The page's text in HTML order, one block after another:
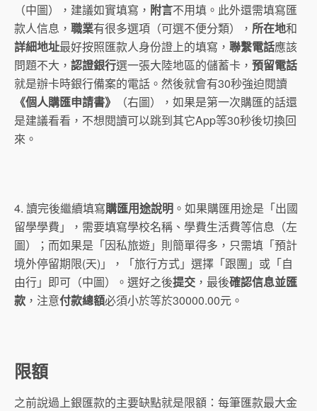
（中圖），建議如實填寫， 附言不用填。此外還需填寫匯
款人信息， 職業有很多選項（可選不便分類）， 所在地和
詳細地址最好按照匯款人身份證上的填寫， 聯繫電話應該
問題不大， 認證銀行選一張大陸地區的儲蓄卡， 預留電話
就是辦卡時銀行備案的電話。然後就會有30秒強迫閱讀
《個人購匯申請書》
（右圖），如果是第一次購匯的話還
是建議看看，不想閱讀可以跳到其它App等30秒後切換回
來。
4. 讀完後繼續填寫購匯用途說明 。如果購匯用途是「出國
留學學費」，需要填寫學校名稱、學費生活費等信息（左
圖）；而如果是「因私旅遊」則簡單得多，只需填「預計
境外停留期限(天)」，「旅行方式」選擇「跟團」或「自
由行」即可（中圖）。選好之後提交 ，最後確認信息並匯
款 ，注意付款總額必須小於等於30000.00元。
限額
之前說過上銀匯款的主要缺點就是限額：每筆匯款最大金